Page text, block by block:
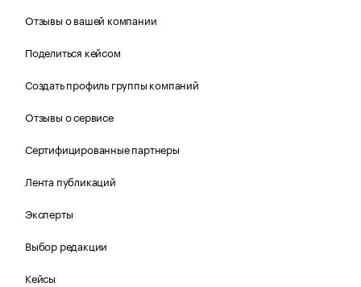
Отзывы о вашей компании
Поделиться кейсом
Создать профиль группы компаний
Отзывы о сервисе
Сертифицированные партнеры
Лента публикаций
Эксперты
Выбор редакции
Кейсы